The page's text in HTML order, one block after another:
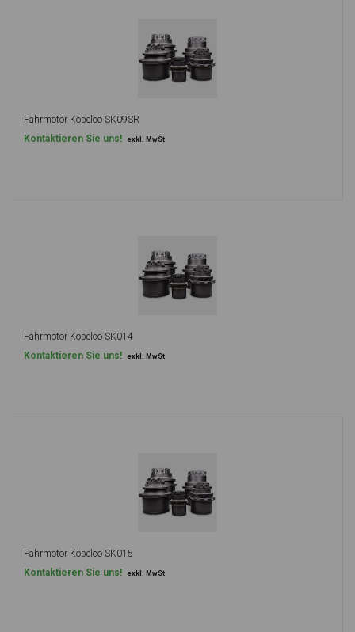
Fahrmotor Kobelco SK09SR
Kontaktieren Sie uns! exkl. MwSt
Fahrmotor Kobelco SK014
Kontaktieren Sie uns! exkl. MwSt
Fahrmotor Kobelco SK015
Kontaktieren Sie uns! exkl. MwSt